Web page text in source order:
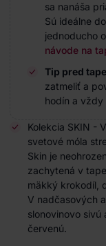
sa nanáša
Sú ideálne
jednoducho
návode na
Tip pred
zatmeliť a
hodín a
Kolekcia SKIN -
svetové móla
Skin je
zachytená v
mäkký krokodíl,
V nadčasových
slonovinovo
červenú.